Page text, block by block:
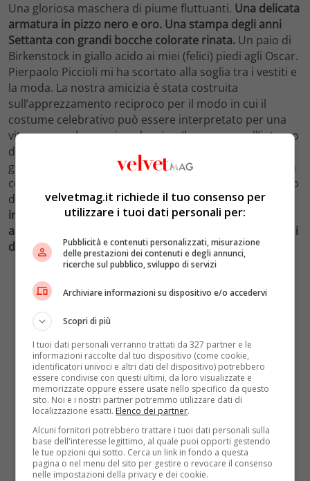
Una gloriosa maschera di piume fluttuanti. Una delicata
armatura in pizzo nero e oro. Una stampa degli anni
Settanta con grandi bocche colorate rinata. Un paio di
Birkenstock in giallo acido ai miei (felici) piedi agli Oscar.
Pierpaolo Piccioli mi ha scortato alla soglia tra i vestiti e
la moda. La nostra amicizia è stata costruita
sull’apprezzamento reciproco per il modo in cui il
costume celebrativo può essere interpretato per una
vita umano che respira, che vive. Il suo segno all’interno
della maison Valentino è sempre stato una lezione di
grazia. Non sente il bisogno di cancellare il passato, ma
costruisce su quelle fondamenta dando vita a un futuro
del brand più forte e più coraggioso.La sua visione
inclusiva è evidenziata dal modo in cui onora gli
artigiani del suo atelier e condivide i momenti più intimi
dopo gli eventi couture.E poi…è un grande ballerino!
velvetmag.it richiede il tuo consenso per
utilizzare i tuoi dati personali per:
Pubblicità e contenuti personalizzati, misurazione
delle prestazioni dei contenuti e degli annunci,
ricerche sul pubblico, sviluppo di servizi
Archiviare informazioni su dispositivo e/o accedervi
Scopri di più
I tuoi dati personali verranno trattati da 327 partner e le
informazioni raccolte dal tuo dispositivo (come cookie,
identificatori univoci e altri dati del dispositivo) potrebbero
essere condivise con questi ultimi, da loro visualizzate e
memorizzate oppure essere usate nello specifico da questo
sito. Noi e i nostri partner potremmo utilizzare dati di
localizzazione esatti. Elenco dei partner.
Alcuni fornitori potrebbero trattare i tuoi dati personali sulla
base dell'interesse legittimo, al quale puoi opporti gestendo
le tue opzioni qui sotto. Cerca un link in fondo a questa
pagina o nel menu del sito per gestire o revocare il consenso
nelle impostazioni della privacy e dei cookie.